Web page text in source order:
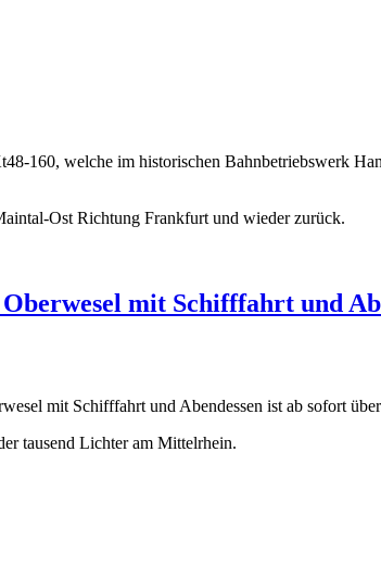
160, welche im historischen Bahnbetriebswerk
Ost Richtung Frankfurt und wieder zurück.
mit Schifffahrt und
mit Schifffahrt und Abendessen ist ab sofort
tausend Lichter am Mittelrhein.